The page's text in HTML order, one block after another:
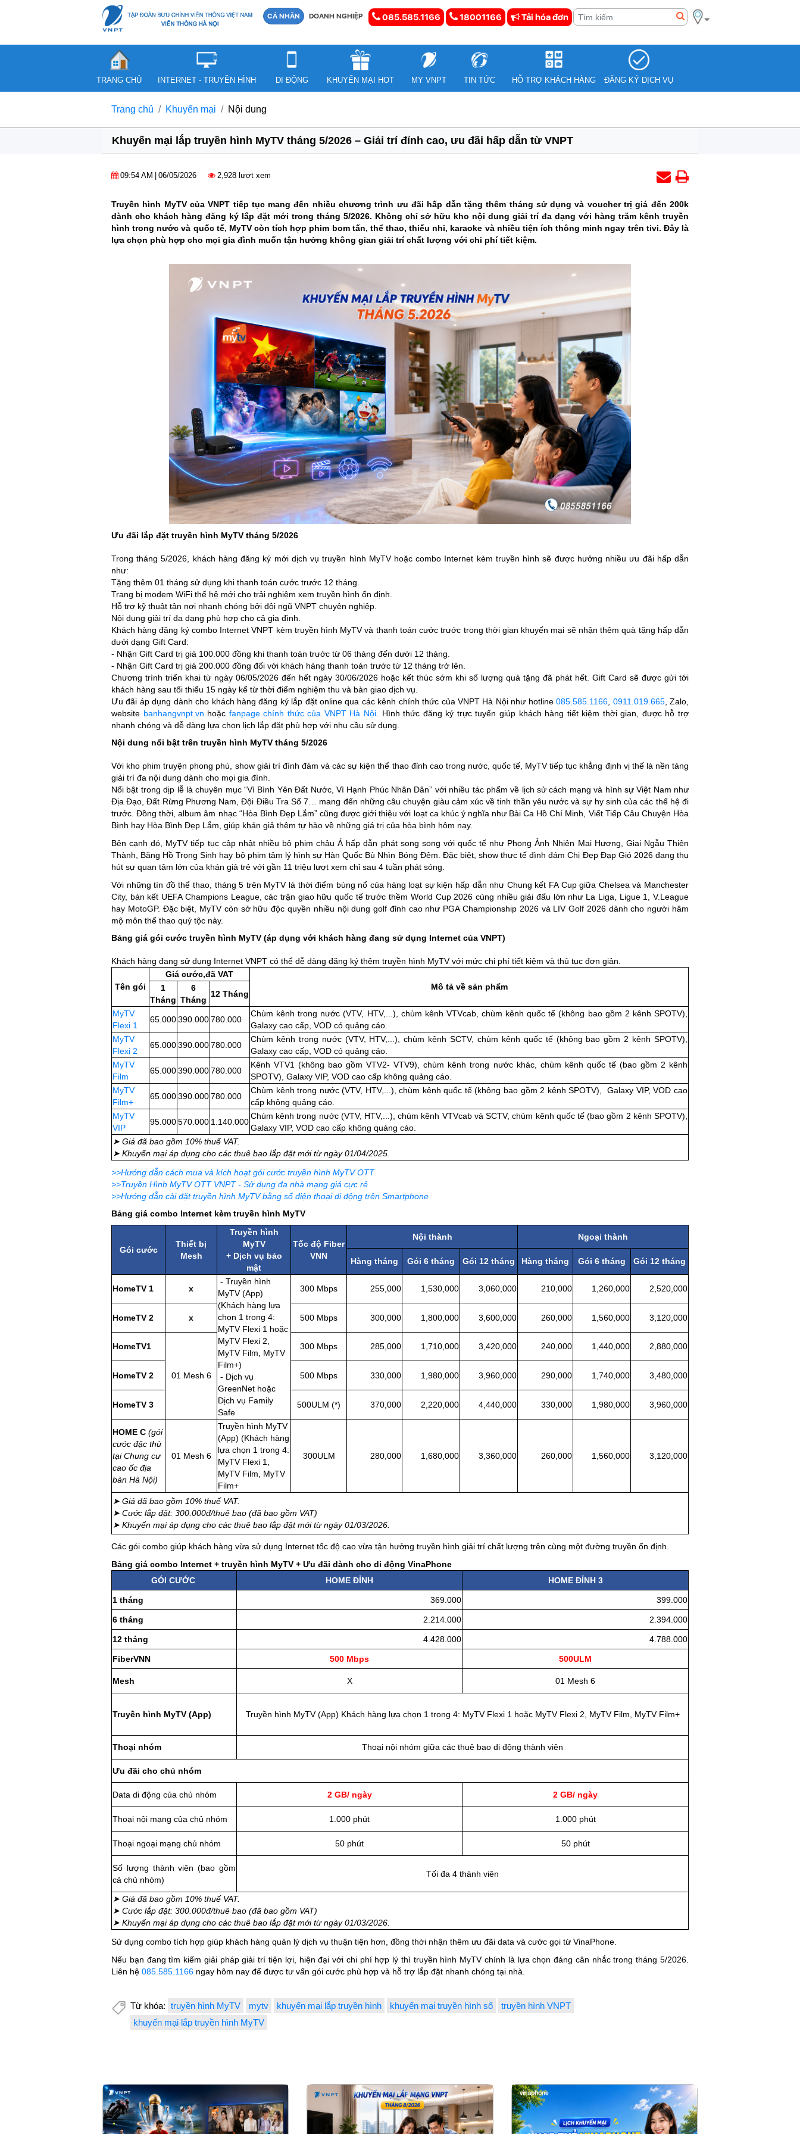
CÁ NHÂN DOANH NGHIỆP 085.585.1166 18001166 Tải hóa đơn
TRANG CHỦ INTERNET - TRUYỀN HÌNH DI ĐỘNG KHUYẾN MẠI HOT MY VNPT TIN TỨC HỖ TRỢ KHÁCH HÀNG ĐĂNG KÝ DỊCH VỤ
Trang chủ Khuyến mại Nội dung
Khuyến mại lắp truyền hình MyTV tháng 5/2026 – Giải trí đỉnh cao, ưu đãi hấp dẫn từ VNPT
09:54 AM 06/05/2026 2,928 lượt xem
Truyền hình MyTV của VNPT tiếp tục mang đến nhiều chương trình ưu đãi hấp dẫn tặng thêm tháng sử dụng và voucher trị giá đến 200k
dành cho khách hàng đăng ký lắp đặt mới trong tháng 5/2026. Không chỉ sở hữu kho nội dung giải trí đa dạng với hàng trăm kênh truyền
hình trong nước và quốc tế, MyTV còn tích hợp phim bom tấn, thể thao, thiếu nhi, karaoke và nhiều tiện ích thông minh ngay trên tivi. Đây là
lựa chọn phù hợp cho mọi gia đình muốn tận hưởng không gian giải trí chất lượng với chi phí tiết kiệm.
Ưu đãi lắp đặt truyền hình MyTV tháng 5/2026
Trong tháng 5/2026, khách hàng đăng ký mới dịch vụ truyền hình MyTV hoặc combo Internet kèm truyền hình sẽ được hưởng nhiều ưu đãi hấp dẫn
như:
Tặng thêm 01 tháng sử dụng khi thanh toán cước trước 12 tháng.
Trang bị modem WiFi thế hệ mới cho trải nghiệm xem truyền hình ổn định.
Hỗ trợ kỹ thuật tận nơi nhanh chóng bởi đội ngũ VNPT chuyên nghiệp.
Nội dung giải trí đa dạng phù hợp cho cả gia đình.
Khách hàng đăng ký combo Internet VNPT kèm truyền hình MyTV và thanh toán cước trước trong thời gian khuyến mại sẽ nhận thêm quà tặng hấp dẫn
dưới dạng Gift Card:
- Nhận Gift Card trị giá 100.000 đồng khi thanh toán trước từ 06 tháng đến dưới 12 tháng.
- Nhận Gift Card trị giá 200.000 đồng đối với khách hàng thanh toán trước từ 12 tháng trở lên.
Chương trình triển khai từ ngày 06/05/2026 đến hết ngày 30/06/2026 hoặc kết thúc sớm khi số lượng quà tặng đã phát hết. Gift Card sẽ được gửi tới
khách hàng sau tối thiểu 15 ngày kể từ thời điểm nghiệm thu và bàn giao dịch vụ.
Ưu đãi áp dụng dành cho khách hàng đăng ký lắp đặt online qua các kênh chính thức của VNPT Hà Nội như hotline085.585.1166 0911.019.665, Zalo,
website banhangvnpt.vn hoặc fanpage chính thức của VNPT Hà Nội . Hình thức đăng ký trực tuyến giúp khách hàng tiết kiệm thời gian, được hỗ trợ
nhanh chóng và dễ dàng lựa chọn lịch lắp đặt phù hợp với nhu cầu sử dụng.
Nội dung nổi bật trên truyền hình MyTV tháng 5/2026
Với kho phim truyện phong phú, show giải trí đình đám và các sự kiện thể thao đỉnh cao trong nước, quốc tế, MyTV tiếp tục khẳng định vị thế là nền tảng
giải trí đa nội dung dành cho mọi gia đình.
Nổi bật trong dịp lễ là chuyên mục “Vì Bình Yên Đất Nước, Vì Hạnh Phúc Nhân Dân” với nhiều tác phẩm về lịch sử cách mạng và hình sự Việt Nam như
Địa Đạo, Đất Rừng Phương Nam, Đội Điều Tra Số 7… mang đến những câu chuyện giàu cảm xúc về tinh thần yêu nước và sự hy sinh của các thế hệ đi
trước. Đồng thời, album âm nhạc “Hòa Bình Đẹp Lắm” cũng được giới thiệu với loạt ca khúc ý nghĩa như Bài Ca Hồ Chí Minh, Viết Tiếp Câu Chuyện Hòa
Bình hay Hòa Bình Đẹp Lắm, giúp khán giả thêm tự hào về những giá trị của hòa bình hôm nay.
Bên cạnh đó, MyTV tiếp tục cập nhật nhiều bộ phim châu Á hấp dẫn phát song song với quốc tế như Phong Ảnh Nhiên Mai Hương, Giai Ngẫu Thiên
Thành, Băng Hồ Trọng Sinh hay bộ phim tâm lý hình sự Hàn Quốc Bù Nhìn Bóng Đêm. Đặc biệt, show thực tế đình đám Chị Đẹp Đạp Gió 2026 đang thu
hút sự quan tâm lớn của khán giả trẻ với gần 11 triệu lượt xem chỉ sau 4 tuần phát sóng.
Với những tín đồ thể thao, tháng 5 trên MyTV là thời điểm bùng nổ của hàng loạt sự kiện hấp dẫn như Chung kết FA Cup giữa Chelsea và Manchester
City, bán kết UEFA Champions League, các trận giao hữu quốc tế trước thềm World Cup 2026 cùng nhiều giải đấu lớn như La Liga, Ligue 1, V.League
hay MotoGP. Đặc biệt, MyTV còn sở hữu độc quyền nhiều nội dung golf đỉnh cao như PGA Championship 2026 và LIV Golf 2026 dành cho người hâm
mộ môn thể thao quý tộc này.
Bảng giá gói cước truyền hình MyTV (áp dụng với khách hàng đang sử dụng Internet của VNPT)
Khách hàng đang sử dụng Internet VNPT có thể dễ dàng đăng ký thêm truyền hình MyTV với mức chi phí tiết kiệm và thủ tục đơn giản.
Tên gói
Giá cước,đã VAT
Mô tả về sản phẩm
1
Tháng
6
Tháng
12 Tháng
MyTV
Flexi 1
65.000390.000780.000
Chùm kênh trong nước (VTV, HTV,...), chùm kênh VTVcab, chùm kênh quốc tế (không bao gồm 2 kênh SPOTV),
Galaxy cao cấp, VOD có quảng cáo.
MyTV
Flexi 2
65.000390.000780.000
Chùm kênh trong nước (VTV, HTV,...), chùm kênh SCTV, chùm kênh quốc tế (không bao gồm 2 kênh SPOTV),
Galaxy cao cấp, VOD có quảng cáo.
MyTV
Film
65.000390.000780.000
Kênh VTV1 (không bao gồm VTV2- VTV9), chùm kênh trong nước khác, chùm kênh quốc tế (bao gồm 2 kênh
SPOTV), Galaxy VIP, VOD cao cấp không quảng cáo.
MyTV
Film+
65.000390.000780.000
Chùm kênh trong nước (VTV, HTV,...), chùm kênh quốc tế (không bao gồm 2 kênh SPOTV), Galaxy VIP, VOD cao
cấp không quảng cáo.
MyTV
VIP
95.000570.000 1.140.000
Chùm kênh trong nước (VTV, HTV,...), chùm kênh VTVcab và SCTV, chùm kênh quốc tế (bao gồm 2 kênh SPOTV),
Galaxy VIP, VOD cao cấp không quảng cáo.
➤ Giá đã bao gồm 10% thuế VAT.
➤ Khuyến mại áp dụng cho các thuê bao lắp đặt mới từ ngày 01/04/2025.
>>Hướng dẫn cách mua và kích hoạt gói cước truyền hình MyTV OTT
>>Truyền Hình MyTV OTT VNPT - Sử dụng đa nhà mạng giá cực rẻ
>>Hướng dẫn cài đặt truyền hình MyTV bằng số điện thoại di động trên Smartphone
Bảng giá combo Internet kèm truyền hình MyTV
Gói cước
Thiết bị
Mesh
Truyền hình
MyTV
+ Dịch vụ bảo
mật
Tốc độ Fiber
VNN
Nội thành Ngoại thành
Hàng tháng Gói 6 tháng Gói 12 tháng Hàng tháng Gói 6 tháng Gói 12 tháng
HomeTV 1 x
- Truyền hình
MyTV (App)
(Khách hàng lựa
chọn 1 trong 4:
MyTV Flexi 1 hoặc
MyTV Flexi 2,
MyTV Film, MyTV
Film+)
- Dịch vụ
GreenNet hoặc
Dịch vụ Family
Safe
300 Mbps 255,000 1,530,000 3,060,000 210,000 1,260,000 2,520,000
HomeTV 2 x 500 Mbps 300,000 1,800,000 3,600,000 260,000 1,560,000 3,120,000
HomeTV1
01 Mesh 6
300 Mbps 285,000 1,710,000 3,420,000 240,000 1,440,000 2,880,000
HomeTV 2 500 Mbps 330,000 1,980,000 3,960,000 290,000 1,740,000 3,480,000
HomeTV 3 500ULM (*) 370,000 2,220,000 4,440,000 330,000 1,980,000 3,960,000
HOME C (gói
cước đặc thù
tại Chung cư
cao ốc địa
bàn Hà Nội)
01 Mesh 6
Truyền hình MyTV
(App) (Khách hàng
lựa chọn 1 trong 4:
MyTV Flexi 1,
MyTV Film, MyTV
Film+
300ULM 280,000 1,680,000 3,360,000 260,000 1,560,000 3,120,000
➤ Giá đã bao gồm 10% thuế VAT.
➤ Cước lắp đặt: 300.000đ/thuê bao (đã bao gồm VAT)
➤ Khuyến mại áp dụng cho các thuê bao lắp đặt mới từ ngày 01/03/2026.
Các gói combo giúp khách hàng vừa sử dụng Internet tốc độ cao vừa tận hưởng truyền hình giải trí chất lượng trên cùng một đường truyền ổn định.
Bảng giá combo Internet + truyền hình MyTV + Ưu đãi dành cho di động VinaPhone
GÓI CƯỚC
HOME ĐỈNH HOME ĐỈNH 3
1 tháng 369.000 399.000
6 tháng 2.214.000 2.394.000
12 tháng 4.428.000 4.788.000
FiberVNN 500 Mbps 500ULM
Mesh X 01 Mesh 6
Truyền hình MyTV (App) Truyền hình MyTV (App) Khách hàng lựa chọn 1 trong 4: MyTV Flexi 1 hoặc MyTV Flexi 2, MyTV Film, MyTV Film+
Thoại nhóm Thoại nội nhóm giữa các thuê bao di động thành viên
Ưu đãi cho chủ nhóm
Data di động của chủ nhóm 2 GB/ ngày 2 GB/ ngày
Thoại nội mạng của chủ nhóm 1.000 phút 1.000 phút
Thoại ngoại mạng chủ nhóm 50 phút 50 phút
Số lượng thành viên (bao gồm
cả chủ nhóm)
Tối đa 4 thành viên
➤ Giá đã bao gồm 10% thuế VAT.
➤ Cước lắp đặt: 300.000đ/thuê bao (đã bao gồm VAT)
➤ Khuyến mại áp dụng cho các thuê bao lắp đặt mới từ ngày 01/03/2026.
Sử dụng combo tích hợp giúp khách hàng quản lý dịch vụ thuận tiện hơn, đồng thời nhận thêm ưu đãi data và cước gọi từ VinaPhone.
Nếu bạn đang tìm kiếm giải pháp giải trí tiện lợi, hiện đại với chi phí hợp lý thì truyền hình MyTV chính là lựa chọn đáng cân nhắc trong tháng 5/2026.
Liên hệ 085.585.1166 ngay hôm nay để được tư vấn gói cước phù hợp và hỗ trợ lắp đặt nhanh chóng tại nhà.
Từ khóa: truyền hình MyTV mytv khuyến mại lắp truyền hình khuyến mại truyền hình số
truyền hình VNPT
khuyến mại lắp truyền hình MyTV